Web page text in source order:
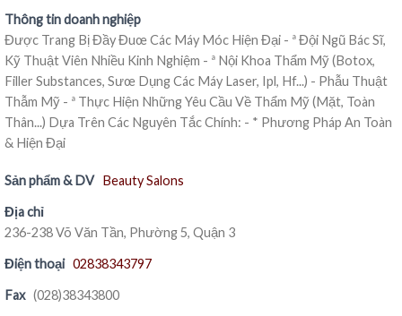
Thông tin doanh nghiệp
Được Trang Bị Đầy Đuœ Các Máy Móc Hiện Đại - ª Đội Ngũ Bác Sĩ,
Kỹ Thuật Viên Nhiều Kinh Nghiệm - ª Nội Khoa Thẩm Mỹ (Botox,
Filler Substances, Sưœ Dụng Các Máy Laser, Ipl, Hf...) - Phẫu Thuật
Thẫm Mỹ - ª Thực Hiện Những Yêu Cầu Về Thẩm Mỹ (Mặt, Toàn
Thân...) Dựa Trên Các Nguyên Tắc Chính: - * Phương Pháp An Toàn
& Hiện Đại
Sản phẩm & DV Beauty Salons
Địa chỉ
236-238 Võ Văn Tần, Phường 5, Quận 3
Điện thoại 02838343797
Fax (028)38343800